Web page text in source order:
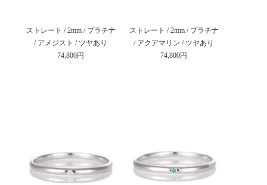
ストレート / 2mm / プラチナ
/ アメジスト / ツヤあり
74,800円
ストレート / 2mm / プラチナ
/ アクアマリン / ツヤあり
74,800円